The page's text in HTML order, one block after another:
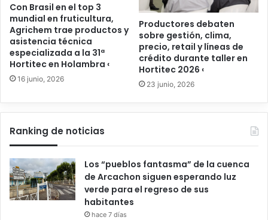
Con Brasil en el top 3
mundial en fruticultura,
Agrichem trae productos y
asistencia técnica
especializada a la 31ª
Hortitec en Holambra ‹
16 junio, 2026
Productores debaten
sobre gestión, clima,
precio, retail y líneas de
crédito durante taller en
Hortitec 2026 ‹
23 junio, 2026
Ranking de noticias
Los “pueblos fantasma” de la cuenca
de Arcachon siguen esperando luz
verde para el regreso de sus
habitantes
hace 7 días